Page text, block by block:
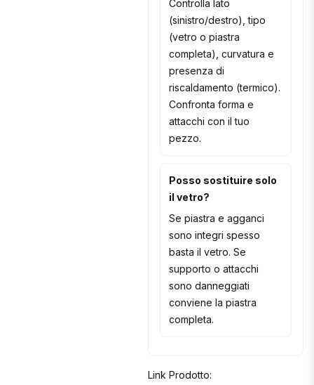
Controlla lato
(sinistro/destro), tipo
(vetro o piastra
completa), curvatura e
presenza di
riscaldamento (termico).
Confronta forma e
attacchi con il tuo
pezzo.
Posso sostituire solo
il vetro?
Se piastra e agganci
sono integri spesso
basta il vetro. Se
supporto o attacchi
sono danneggiati
conviene la piastra
completa.
Link Prodotto: